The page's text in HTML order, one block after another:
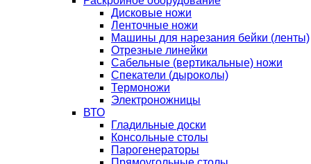
Дисковые ножи
Ленточные ножи
Машины для нарезания бейки (ленты)
Отрезные линейки
Сабельные (вертикальные) ножи
Спекатели (дыроколы)
Термоножи
Электроножницы
ВТО
Гладильные доски
Консольные столы
Парогенераторы